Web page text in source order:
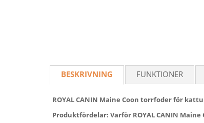
BESKRIVNING FUNKTIONER
ROYAL CANIN Maine Coon torrfoder för
Produktfördelar: Varför ROYAL CANIN Maine